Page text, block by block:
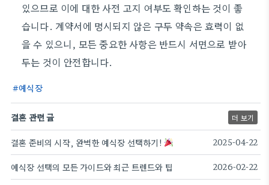
있으므로 이에 대한 사전 고지 여부도 확인하는 것이 좋
습니다. 계약서에 명시되지 않은 구두 약속은 효력이 없
을 수 있으니, 모든 중요한 사항은 반드시 서면으로 받아
두는 것이 안전합니다.
예식장
결혼 관련 글 더 보기
결혼 준비의 시작, 완벽한 예식장 선택하기! 2025-04-22
예식장 선택의 모든 가이드와 최근 트렌드와 팁 2026-02-22